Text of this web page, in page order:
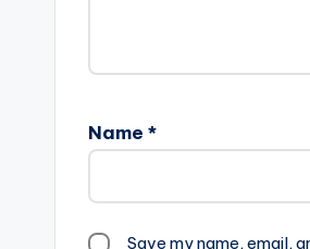
Name *
Save my name, email,